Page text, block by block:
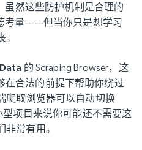
虽然这些防护机制是合理的
考量——但当你只是想学习
的 Scraping Browser，这
在合法的前提下帮助你绕过
爬取浏览器可以自动切换
项目来说你可能还不需要这
常有用。